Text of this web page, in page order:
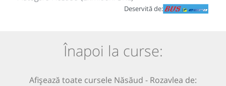
Deservită de:
Înapoi la curse:
Afișează toate cursele Năsăud - Rozavlea de: